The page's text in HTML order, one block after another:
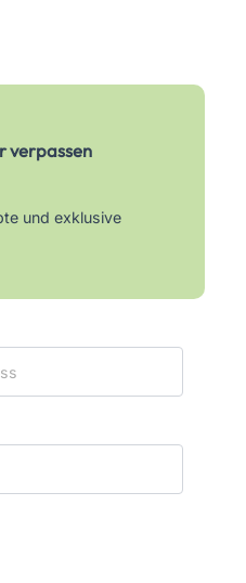
verpassen
und exklusive